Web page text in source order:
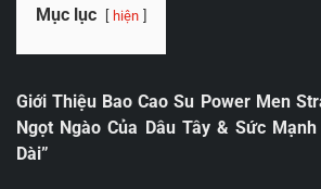
Mục lục hiện
Giới Thiệu Bao Cao Su Power Men
Ngọt Ngào Của Dâu Tây & Sức
Dài”